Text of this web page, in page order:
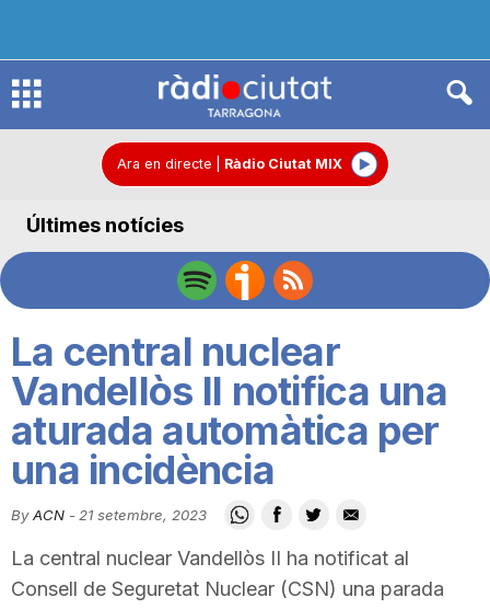
R
d
C
i
u
Ara en directe Ràdio Ciutat MIX
Últimes notícies
La central nuclear
Vandellòs II notifica una
aturada automàtica per
una incidència
By ACN - 21 setembre, 2023
La central nuclear Vandellòs II ha notificat al
Consell de Seguretat Nuclear (CSN) una parada